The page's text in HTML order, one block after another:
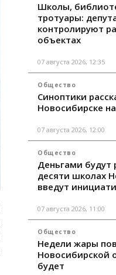
Школы,
тротуары:
контролируют
объектах
07 августа 2026, 12:35
Общество
Синоптики
Новосибирске
07 августа 2026, 12:00
Общество
Деньгами будут
десяти школах
введут
07 августа 2026, 11:00
Общество
Недели жары
Новосибирской
будет